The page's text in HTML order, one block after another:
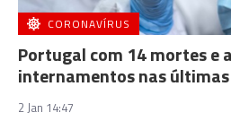
CORONAVÍRUS
Portugal com 14 mortes e
internamentos nas
2 Jan 14:47